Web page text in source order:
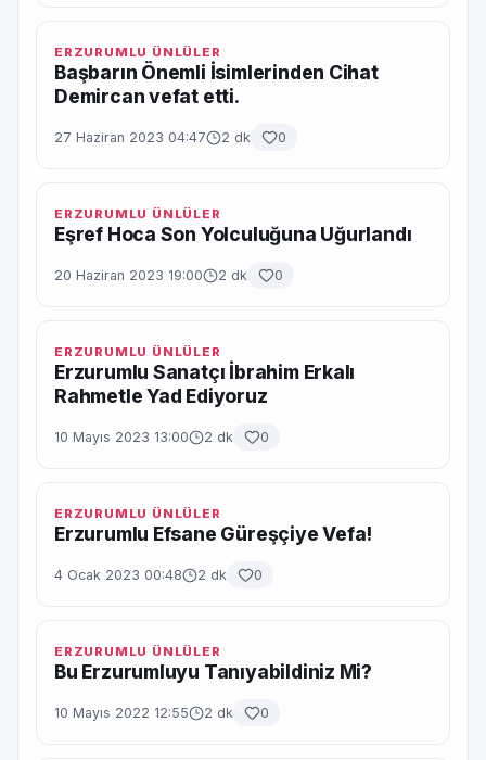
ERZURUMLU ÜNLÜLER
Başbarın Önemli İsimlerinden Cihat
Demircan vefat etti.
27 Haziran 2023 04:47 2 dk 0
ERZURUMLU ÜNLÜLER
Eşref Hoca Son Yolculuğuna Uğurlandı
20 Haziran 2023 19:00 2 dk 0
ERZURUMLU ÜNLÜLER
Erzurumlu Sanatçı İbrahim Erkalı
Rahmetle Yad Ediyoruz
10 Mayıs 2023 13:00 2 dk 0
ERZURUMLU ÜNLÜLER
Erzurumlu Efsane Güreşçiye Vefa!
4 Ocak 2023 00:48 2 dk 0
ERZURUMLU ÜNLÜLER
Bu Erzurumluyu Tanıyabildiniz Mi?
10 Mayıs 2022 12:55 2 dk 0